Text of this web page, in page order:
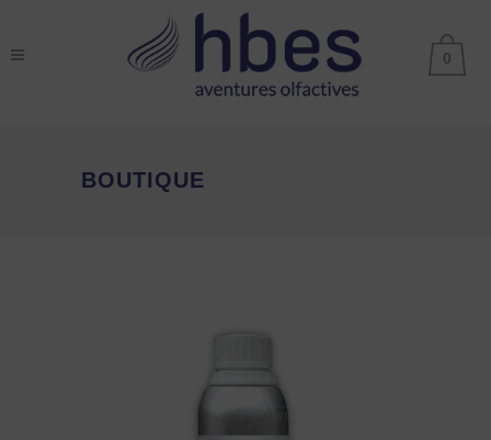
0
BOUTIQUE